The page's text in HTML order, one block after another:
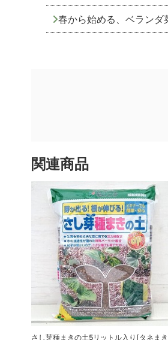
春から始める、ベランダ
関連商品
さし芽種まきの土5リットル入り[タネまき